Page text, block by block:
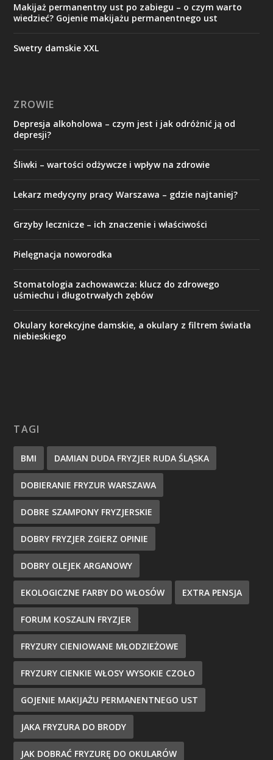
Makijaż permanentny ust po zabiegu – o czym warto
wiedzieć? Gojenie makijażu permanentnego ust
Swetry damskie XXL
ZROWIE
Depresja alkoholowa – czym jest i jak odróżnić ją od
depresji?
Śliwki – wartości odżywcze i wpływ na zdrowie
Lekarz medycyny pracy Warszawa – gdzie najtaniej?
Grzyby lecznicze – ich znaczenie i właściwości
Pielęgnacja noworodka
Stomatologia zachowawcza: klucz do zdrowego
uśmiechu i długotrwałych zębów
Okulary korekcyjne damskie, a okulary z filtrem światła
niebieskiego
TAGI
BMI DAMIAN DUDA FRYZJER RUDA ŚLĄSKA
DOBIERANIE FRYZUR WARSZAWA
DOBRE SZAMPONY FRYZJERSKIE
DOBRY FRYZJER ZGIERZ OPINIE
DOBRY OLEJEK ARGANOWY
EKOLOGICZNE FARBY DO WŁOSÓW EXTRA PENSJA
FORUM KOSZALIN FRYZJER
FRYZURY CIENIOWANE MŁODZIEŻOWE
FRYZURY CIENKIE WŁOSY WYSOKIE CZOŁO
GOJENIE MAKIJAŻU PERMANENTNEGO UST
JAKA FRYZURA DO BRODY
JAK DOBRAĆ FRYZURĘ DO OKULARÓW